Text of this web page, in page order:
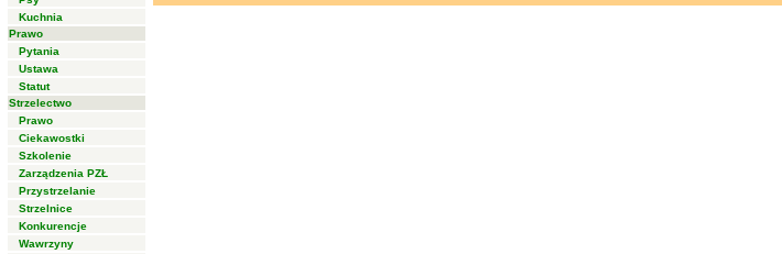
Kuchnia
Prawo
Pytania
Ustawa
Statut
Strzelectwo
Prawo
Ciekawostki
Szkolenie
Zarządzenia PZŁ
Przystrzelanie
Strzelnice
Konkurencje
Wawrzyny